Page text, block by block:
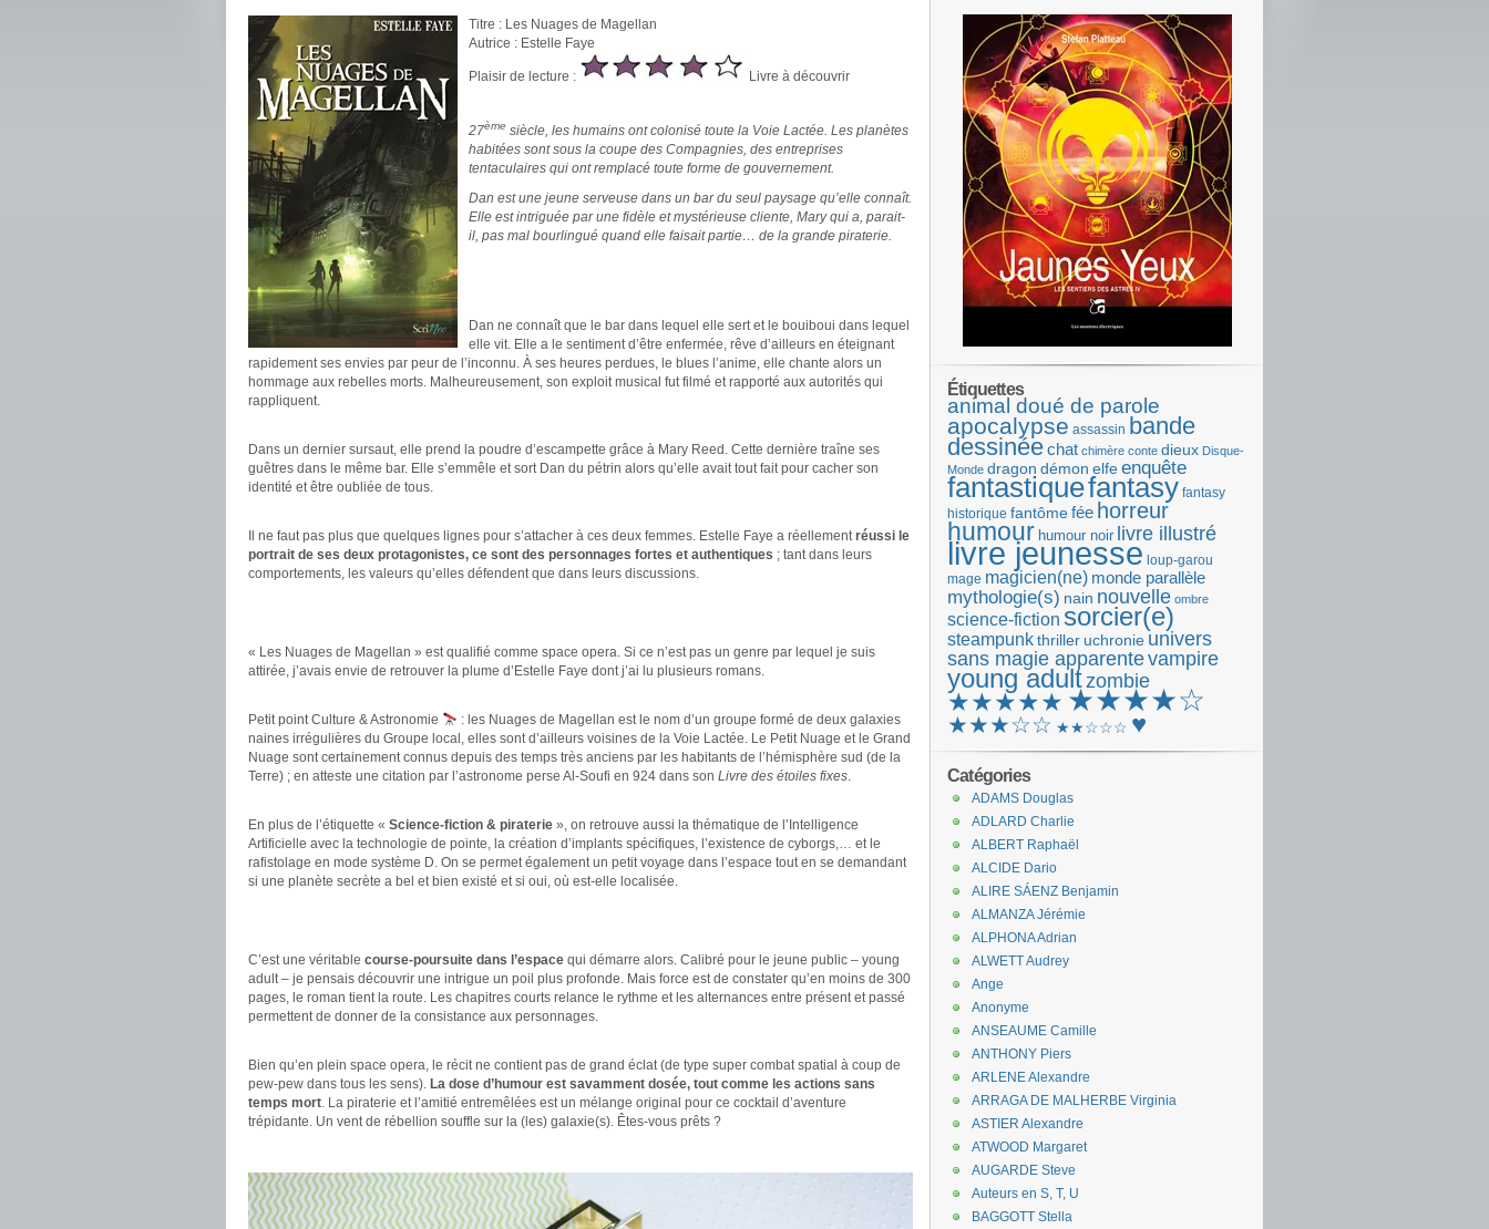
Titre : Les Nuages de Magellan
Autrice : Estelle Faye
Plaisir de lecture :
Livre à découvrir
27ème siècle, les humains ont colonisé toute la Voie Lactée. Les planètes
habitées sont sous la coupe des Compagnies, des entreprises
tentaculaires qui ont remplacé toute forme de gouvernement.
Dan est une jeune serveuse dans un bar du seul paysage qu’elle connaît.
Elle est intriguée par une fidèle et mystérieuse cliente, Mary qui a, parait-
il, pas mal bourlingué quand elle faisait partie… de la grande piraterie.
Dan ne connaît que le bar dans lequel elle sert et le bouiboui dans lequel
elle vit. Elle a le sentiment d’être enfermée, rêve d’ailleurs en éteignant
rapidement ses envies par peur de l’inconnu. À ses heures perdues, le blues l’anime, elle chante alors un
hommage aux rebelles morts. Malheureusement, son exploit musical fut filmé et rapporté aux autorités qui
rappliquent.
Dans un dernier sursaut, elle prend la poudre d’escampette grâce à Mary Reed. Cette dernière traîne ses
guêtres dans le même bar. Elle s’emmêle et sort Dan du pétrin alors qu’elle avait tout fait pour cacher son
identité et être oubliée de tous.
Il ne faut pas plus que quelques lignes pour s’attacher à ces deux femmes. Estelle Faye a réellementréussi le
portrait de ses deux protagonistes, ce sont des personnages fortes et authentiques ; tant dans leurs
comportements, les valeurs qu’elles défendent que dans leurs discussions.
« Les Nuages de Magellan » est qualifié comme space opera. Si ce n’est pas un genre par lequel je suis
attirée, j’avais envie de retrouver la plume d’Estelle Faye dont j’ai lu plusieurs romans.
Petit point Culture & Astronomie
: les Nuages de Magellan est le nom d’un groupe formé de deux galaxies
naines irrégulières du Groupe local, elles sont d’ailleurs voisines de la Voie Lactée. Le Petit Nuage et le Grand
Nuage sont certainement connus depuis des temps très anciens par les habitants de l’hémisphère sud (de la
Terre) ; en atteste une citation par l’astronome perse Al-Soufi en 924 dans son Livre des étoiles fixes.
En plus de l’étiquette « Science-fiction & piraterie », on retrouve aussi la thématique de l’Intelligence
Artificielle avec la technologie de pointe, la création d’implants spécifiques, l’existence de cyborgs,… et le
rafistolage en mode système D. On se permet également un petit voyage dans l’espace tout en se demandant
si une planète secrète a bel et bien existé et si oui, où est-elle localisée.
C’est une véritable course-poursuite dans l’espace qui démarre alors. Calibré pour le jeune public – young
adult – je pensais découvrir une intrigue un poil plus profonde. Mais force est de constater qu’en moins de 300
pages, le roman tient la route. Les chapitres courts relance le rythme et les alternances entre présent et passé
permettent de donner de la consistance aux personnages.
Bien qu’en plein space opera, le récit ne contient pas de grand éclat (de type super combat spatial à coup de
pew-pew dans tous les sens). La dose d’humour est savamment dosée, tout comme les actions sans
temps mort. La piraterie et l’amitié entremêlées est un mélange original pour ce cocktail d’aventure
trépidante. Un vent de rébellion souffle sur la (les) galaxie(s). Êtes-vous prêts ?
Étiquettes
animal doué de parole
apocalypse assassin bande
dessinéechat chimère conte dieux Disque-
Monde dragon démon elfeenquête
fantastiquefantasy fantasy
historique fantômefée horreur
humour humour noir livre illustré
livre jeunesse loup-garou
mage magicien(ne) monde parallèle
mythologie(s) nain nouvelle ombre
science-fiction sorcier(e)
steampunkthriller uchronie univers
sans magie apparentevampire
young adultzombie
★★★★★ ★★★★☆
★★★☆☆ ★★☆☆☆ ♥
Catégories
ADAMS Douglas
ADLARD Charlie
ALBERT Raphaël
ALCIDE Dario
ALIRE SÁENZ Benjamin
ALMANZA Jérémie
ALPHONA Adrian
ALWETT Audrey
Ange
Anonyme
ANSEAUME Camille
ANTHONY Piers
ARLENE Alexandre
ARRAGA DE MALHERBE Virginia
ASTIER Alexandre
ATWOOD Margaret
AUGARDE Steve
Auteurs en S, T, U
BAGGOTT Stella